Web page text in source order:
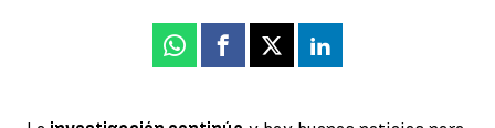
Whatsapp
Facebook
X Linkedin